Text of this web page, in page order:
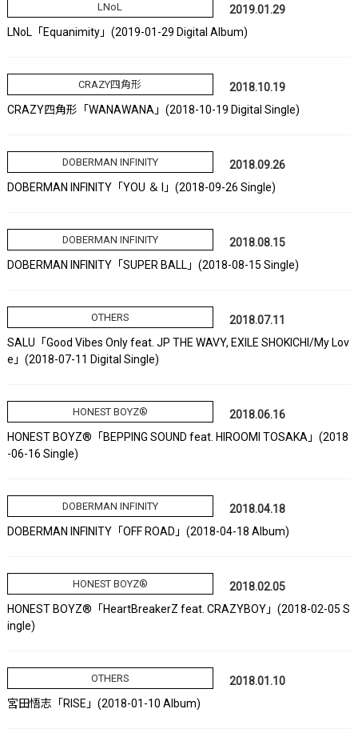
LNoL
2019.01.29
LNoL「Equanimity」(2019-01-29 Digital Album)
CRAZY四角形
2018.10.19
CRAZY四角形「WANAWANA」(2018-10-19 Digital Single)
DOBERMAN INFINITY
2018.09.26
DOBERMAN INFINITY「YOU ＆ I」(2018-09-26 Single)
DOBERMAN INFINITY
2018.08.15
DOBERMAN INFINITY「SUPER BALL」(2018-08-15 Single)
OTHERS
2018.07.11
SALU「Good Vibes Only feat. JP THE WAVY, EXILE SHOKICHI/My Lov
e」(2018-07-11 Digital Single)
HONEST BOYZ®
2018.06.16
HONEST BOYZ®「BEPPING SOUND feat. HIROOMI TOSAKA」(2018
-06-16 Single)
DOBERMAN INFINITY
2018.04.18
DOBERMAN INFINITY「OFF ROAD」(2018-04-18 Album)
HONEST BOYZ®
2018.02.05
HONEST BOYZ®「HeartBreakerZ feat. CRAZYBOY」(2018-02-05 S
ingle)
OTHERS
2018.01.10
宮田悟志「RISE」(2018-01-10 Album)